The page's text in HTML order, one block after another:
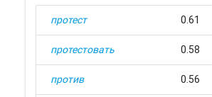
протест 0.61
протестовать 0.58
против 0.56